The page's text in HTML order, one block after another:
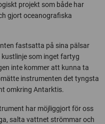
projekt som både har
gjort oceanografiska
fastsatta på sina pälsar
som inget fartyg
inte kommer att kunna ta
instrumenten det tyngsta
omkring Antarktis.
har möjliggjort för oss
salta vattnet strömmar och